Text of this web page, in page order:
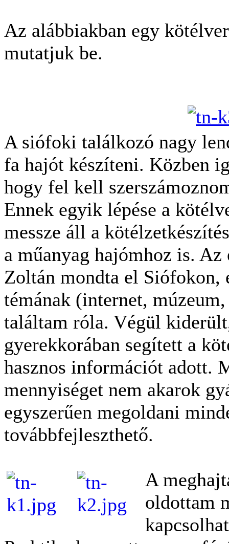
Az alábbiakban egy
mutatjuk be.
A siófoki találkozó nagy
fa hajót készíteni. Közben
hogy fel kell
Ennek egyik lépése a
messze áll a
a műanyag hajómhoz is.
Zoltán mondta el Siófokon,
témának (internet,
találtam róla. Végül
gyerekkorában segített a
hasznos információt adott.
mennyiséget nem akarok
egyszerűen megoldani
továbbfejleszthető.
A
oldottam